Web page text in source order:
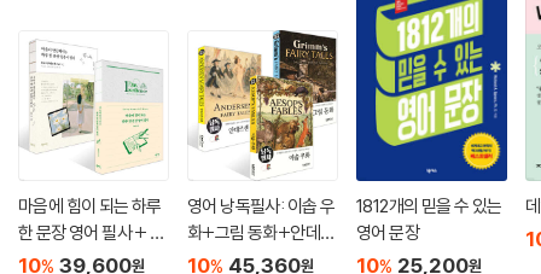
마음에 힘이 되는 하루
한 문장 영어 필사 + 마
음이 단단해지는 하루
10% 39,600원
영어 낭독필사: 이솝 우
화+그림 동화+안데르
센 동화 세트
10% 45,360원
1812개의 믿을 수 있는
영어 문장
10% 25,200원